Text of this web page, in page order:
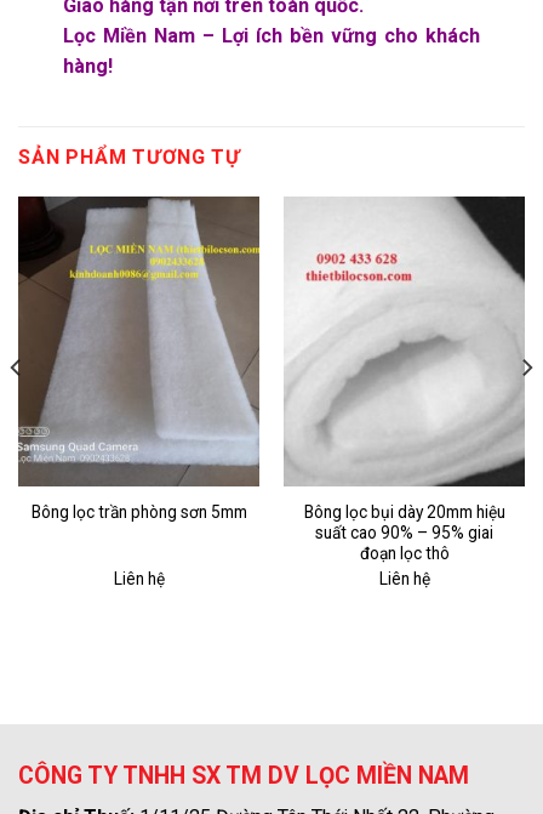
Giao hàng tận nơi trên toàn quốc.
Lọc Miền Nam – Lợi ích bền vững cho khách
hàng!
SẢN PHẨM TƯƠNG TỰ
Bông lọc trần phòng sơn 5mm
Liên hệ
Bông lọc bụi dày 20mm hiệu
suất cao 90% – 95% giai
đoạn lọc thô
Liên hệ
CÔNG TY TNHH SX TM DV LỌC MIỀN NAM